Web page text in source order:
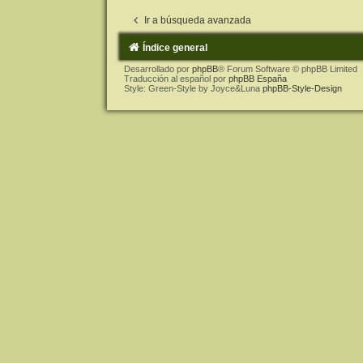
Ir a búsqueda avanzada
Índice general
Desarrollado por phpBB® Forum Software © phpBB Limited
Traducción al español por phpBB España
Style: Green-Style by Joyce&Luna phpBB-Style-Design